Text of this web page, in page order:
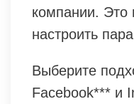
компании. Это
настроить
Выберите
Facebook*** и